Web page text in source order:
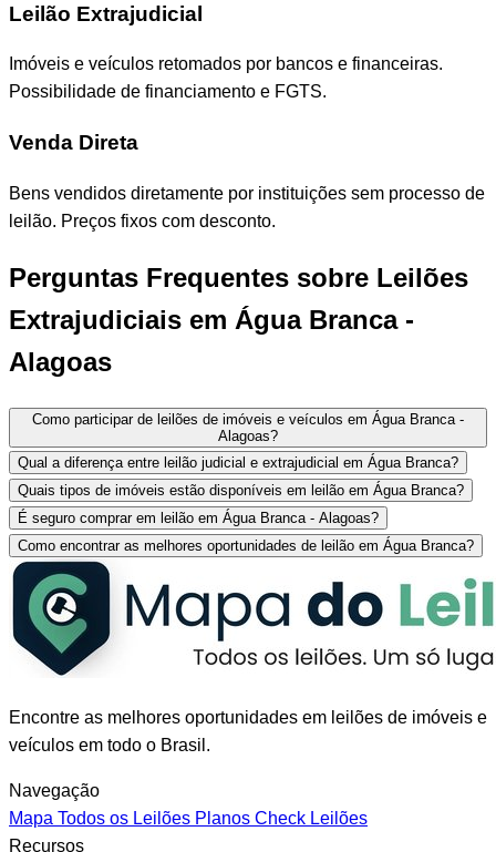
Leilão Extrajudicial
Imóveis e veículos retomados por bancos e financeiras.
Possibilidade de financiamento e FGTS.
Venda Direta
Bens vendidos diretamente por instituições sem processo de
leilão. Preços fixos com desconto.
Perguntas Frequentes sobre Leilões
Extrajudiciais em Água Branca -
Alagoas
Como participar de leilões de imóveis e veículos em Água Branca -
Alagoas?
Qual a diferença entre leilão judicial e extrajudicial em Água Branca?
Quais tipos de imóveis estão disponíveis em leilão em Água Branca?
É seguro comprar em leilão em Água Branca - Alagoas?
Como encontrar as melhores oportunidades de leilão em Água Branca?
Encontre as melhores oportunidades em leilões de imóveis e
veículos em todo o Brasil.
Navegação
Mapa Todos os Leilões Planos Check Leilões
Recursos